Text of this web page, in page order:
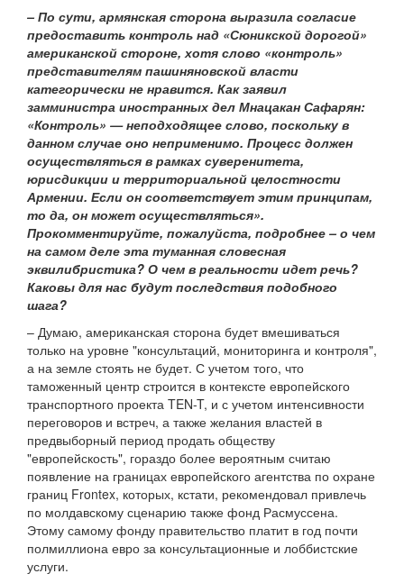
– По сути, армянская сторона выразила согласие
предоставить контроль над «Сюникской дорогой»
американской стороне, хотя слово «контроль»
представителям пашиняновской власти
категорически не нравится. Как заявил
замминистра иностранных дел Мнацакан Сафарян:
«Контроль» — неподходящее слово, поскольку в
данном случае оно неприменимо. Процесс должен
осуществляться в рамках суверенитета,
юрисдикции и территориальной целостности
Армении. Если он соответствует этим принципам,
то да, он может осуществляться».
Прокомментируйте, пожалуйста, подробнее – о чем
на самом деле эта туманная словесная
эквилибристика? О чем в реальности идет речь?
Каковы для нас будут последствия подобного
шага?
– Думаю, американская сторона будет вмешиваться
только на уровне "консультаций, мониторинга и контроля",
а на земле стоять не будет. С учетом того, что
таможенный центр строится в контексте европейского
транспортного проекта TEN-T, и с учетом интенсивности
переговоров и встреч, а также желания властей в
предвыборный период продать обществу
"европейскость", гораздо более вероятным считаю
появление на границах европейского агентства по охране
границ Frontex, которых, кстати, рекомендовал привлечь
по молдавскому сценарию также фонд Расмуссена.
Этому самому фонду правительство платит в год почти
полмиллиона евро за консультационные и лоббистские
услуги.